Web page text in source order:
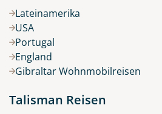
Lateinamerika
USA
Portugal
England
Gibraltar Wohnmobilreisen
Talisman Reisen